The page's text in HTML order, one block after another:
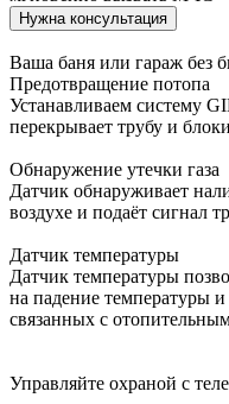
Нужна консультация
Ваша баня или гараж без
Предотвращение потопа
Устанавливаем систему
перекрывает трубу и
Обнаружение утечки газа
Датчик обнаруживает
воздухе и подаёт сигнал
Датчик температуры
Датчик температуры
на падение температуры
связанных с
Управляйте охраной с